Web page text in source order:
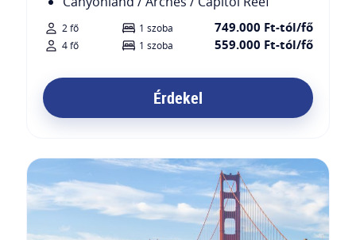
2 fő 1 szoba 749.000 Ft-tól/fő
4 fő 1 szoba 559.000 Ft-tól/fő
Érdekel